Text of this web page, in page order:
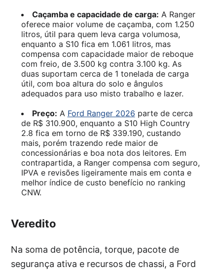
Caçamba e capacidade de carga: A Ranger
oferece maior volume de caçamba, com 1.250
litros, útil para quem leva carga volumosa,
enquanto a S10 fica em 1.061 litros, mas
compensa com capacidade maior de reboque
com freio, de 3.500 kg contra 3.100 kg. As
duas suportam cerca de 1 tonelada de carga
útil, com boa altura do solo e ângulos
adequados para uso misto trabalho e lazer.
Preço: A Ford Ranger 2026 parte de cerca
de R$ 310.900, enquanto a S10 High Country
2.8 fica em torno de R$ 339.190, custando
mais, porém trazendo rede maior de
concessionárias e boa nota dos leitores. Em
contrapartida, a Ranger compensa com seguro,
IPVA e revisões ligeiramente mais em conta e
melhor índice de custo benefício no ranking
CNW.
Veredito
Na soma de potência, torque, pacote de
segurança ativa e recursos de chassi, a Ford